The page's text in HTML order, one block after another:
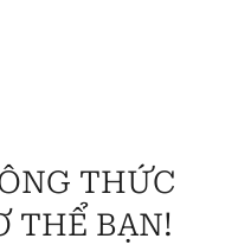
THỨC
THỂ BẠN!